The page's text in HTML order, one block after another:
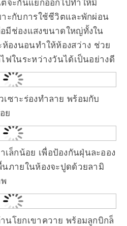
จะกั้นแยกออกไปทำให้มี
ะกับการใช้ชีวิตและพักผ่อน
มีช่องแสงขนาดใหญ่ทั้งใน
องนอนทำให้ห้องสว่าง ช่วย
ฟในระหว่างวันได้เป็นอย่างดี
ซาะร่องทำลาย พร้อมกับ
ย
ล็กน้อย เพื่อป้องกันฝุ่นละออง
ภายในห้องจะปูดด้วยลามิ
นโยกเขาควาย พร้อมลูกบิกล็